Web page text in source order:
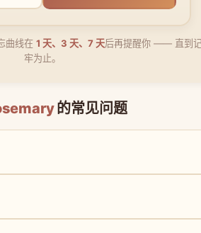
曲线在 1 天、3 天、7 天后再提醒你 —— 直到
牢为止。
的常见问题